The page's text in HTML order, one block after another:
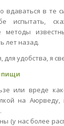
вдаваться в те
испытать,
методы
лет назад.
удобства, я
пищи
или вреде
на
(у нас более